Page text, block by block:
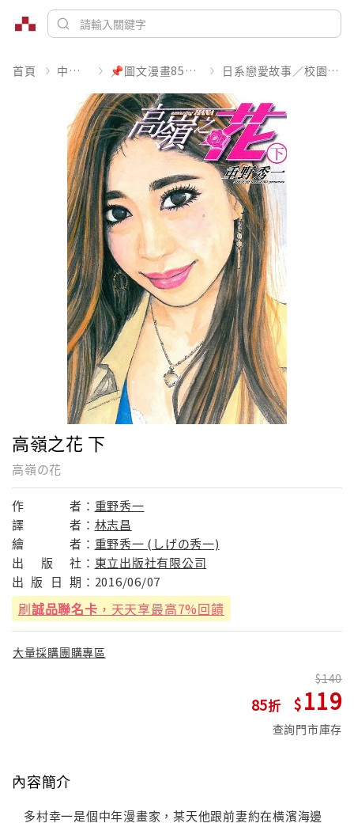
首頁 中文書 📌圖文漫畫85折起 日系戀愛故事／校園青春
高嶺之花 下
高嶺の花
作 者： 重野秀一
譯
者： 林志昌
繪
者： 重野秀一 (しげの秀一)
出
版 社： 東立出版社有限公司
出 版 日 期： 2016/06/07
刷誠品聯名卡 ，天天享最高7%回饋
大量採購團購專區
85
140
119
查詢門市庫存
內容簡介
多村幸一是個中年漫畫家，某天他跟前妻約在橫濱海邊